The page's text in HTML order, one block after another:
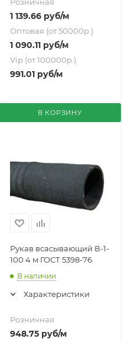
1 139.66руб/м
Оптовая (от 50000р.)
1 090.11руб/м
Vip (от 100000р.)
991.01руб/м
В КОРЗИНУ
Рукав всасывающий В-1-
100 4 м ГОСТ 5398-76
В наличии
Характеристики
Розничная
948.75руб/м